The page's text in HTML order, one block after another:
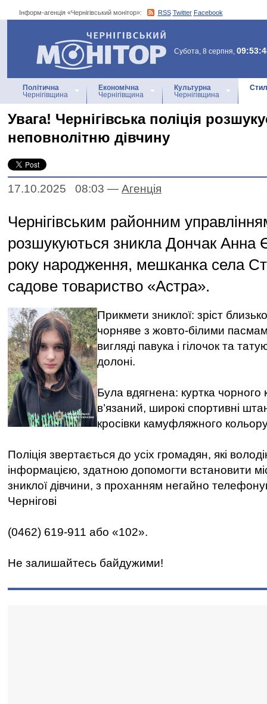
Інформ-агенція «Чернігівський монітор»: RSS Twitter Facebook
Інформ-агенція
«Чернігівський монітор»
Субота, 8 серпня,
Політична
Чернігівщина
Економічна
Чернігівщина
Культурна
Чернігівщина
Увага! Чернігівська поліція
неповнолітню дівчину
17.10.2025 08:03 — Агенцiя
Чернігівським районним
розшукуються зникла Дончак Анна
року народження, мешканка села
садове товариство «Астра».
Прикмети зниклої: зріст
чорняве з жовто-білими
вигляді павука і гілочок та
долоні.
Була вдягнена: куртка чорного
в’язаний, широкі спортивні
кросівки камуфляжного
Поліція звертається до усіх громадян, які
інформацією, здатною допомогти встановити
зниклої дівчини, з проханням негайно
Чернігові
(0462) 619-911 або «102».
Не залишайтесь байдужими!